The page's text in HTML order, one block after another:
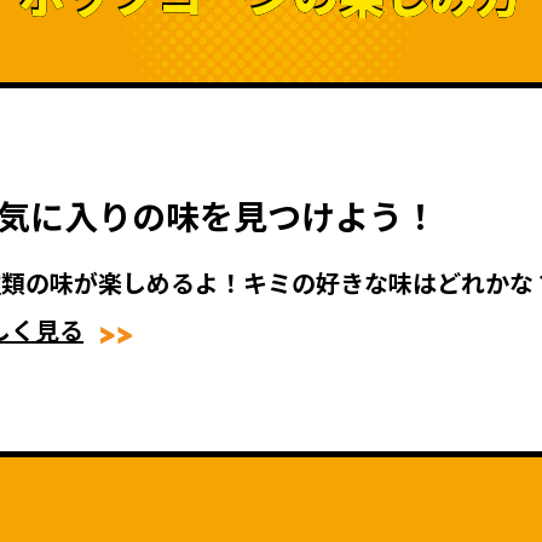
に入りの味を見つけよう！
の味が楽しめるよ！ キミの好きな味はどれかな
く見る